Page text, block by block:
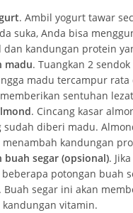
. Ambil yogurt tawar
suka, Anda bisa
dan kandungan protein
madu. Tuangkan 2
madu tercampur rata
sentuhan
. Cincang kasar
sudah diberi madu.
kandungan
buah segar (opsional).
potongan buah
Buah segar ini akan
vitamin.